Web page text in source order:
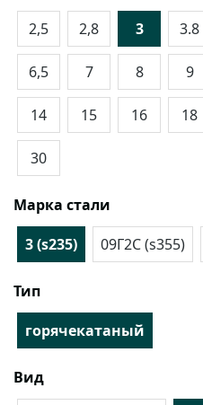
2,5
2,8 3 3.8
6,5 7 8 9
14 15 16 18
30
Марка стали
3 (s235)
09Г2С (s355)
Тип
горячекатаный
Вид